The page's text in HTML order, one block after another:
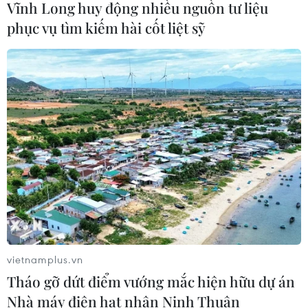
Hormuz
02/08/2026 22:47
Xem thêm
CƠ QUAN CHỦ QUẢN: THÔNG TẤN XÃ VIỆT NAM
Tổng Biên tập: TRẦN TIẾN DUẨN
Phó Tổng Biên tập: NGUYỄN THỊ TÁM, KHÚC THANH
THỦY
Sở hữu trí tuệ
Quy định sử dụng
Vĩnh Long huy động nhiều nguồn tư liệu
phục vụ tìm kiếm hài cốt liệt sỹ
vietnamplus.vn
Tháo gỡ dứt điểm vướng mắc hiện hữu dự án
Nhà máy điện hạt nhân Ninh Thuận